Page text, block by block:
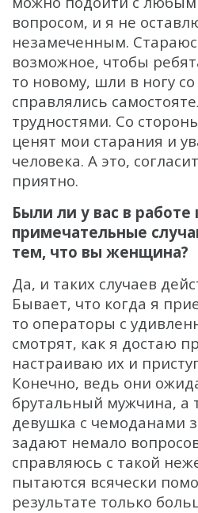
вопросом, и я не
незамеченным.
возможное, чтобы
то новому, шли в ногу
справлялись
трудностями. Со
ценят мои старания и
человека. А это,
приятно.
Были ли у вас в работе
примечательные
тем, что вы женщина?
Да, и таких случаев
Бывает, что когда я
то операторы с
смотрят, как я достаю
настраиваю их и
Конечно, ведь они
брутальный мужчина, а
девушка с чемоданами
задают немало
справляюсь с такой
пытаются всячески
результате только